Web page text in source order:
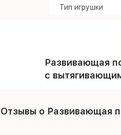
Тип игрушки
Развивающая
с
Отзывы о Развивающая